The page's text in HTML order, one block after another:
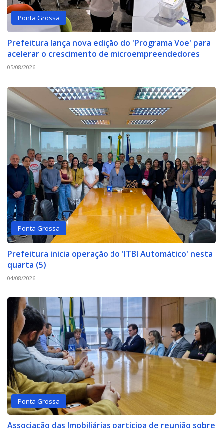
Ponta Grossa
Prefeitura lança nova edição do 'Programa Voe' para
acelerar o crescimento de microempreendedores
05/08/2026
Ponta Grossa
Prefeitura inicia operação do 'ITBI Automático' nesta
quarta (5)
04/08/2026
Ponta Grossa
Associação das Imobiliárias participa de reunião sobre